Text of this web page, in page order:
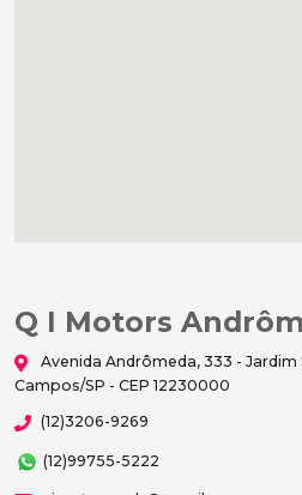
Q I Motors
Avenida Andrômeda, 333 - Jardim
Campos/SP - CEP 12230000
(12)3206-9269
(12)99755-5222